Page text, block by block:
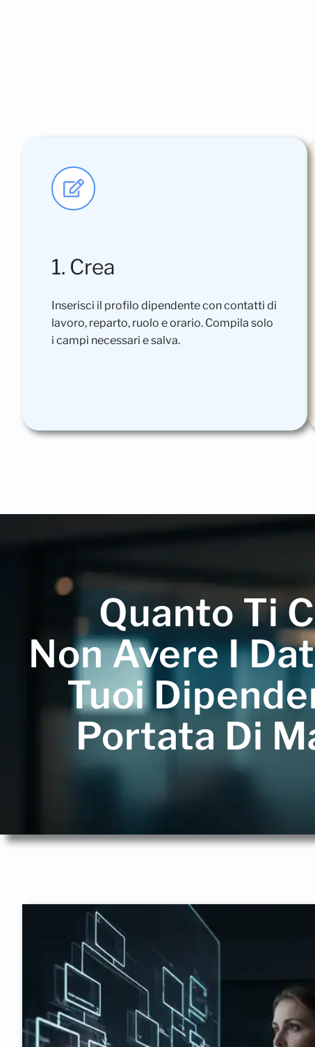
1. Crea
Inserisci il profilo dipendente con contatti di
lavoro, reparto, ruolo e orario. Compila solo
i campi necessari e salva.
Quanto Ti
Non Avere I
Tuoi
Portata Di